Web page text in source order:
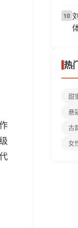
10
热
甜
悬
古
女